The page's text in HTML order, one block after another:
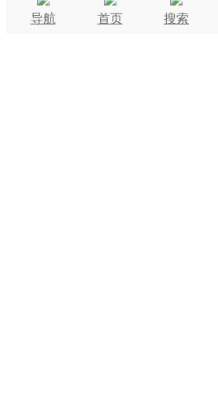
导航 首页 搜索